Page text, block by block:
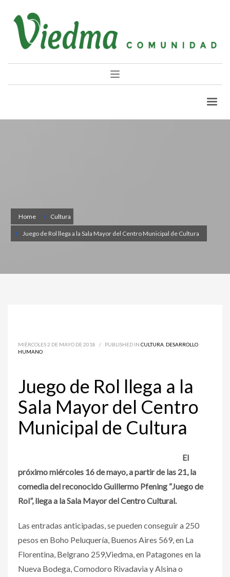
Home Cultura
Juego de Rol llega a la Sala Mayor del Centro Municipal de Cultura
MIÉRCOLES 2 DE MAYO DE 2018 / PUBLISHED IN CULTURA DESARROLLO
HUMANO
Juego de Rol llega a la
Sala Mayor del Centro
Municipal de Cultura
El
próximo miércoles 16 de mayo, a partir de las 21, la
comedia del reconocido Guillermo Pfening “Juego de
Rol”, llega a la Sala Mayor del Centro Cultural.
Las entradas anticipadas, se pueden conseguir a 250
pesos en Boho Peluquería, Buenos Aires 569, en La
Florentina, Belgrano 259,Viedma, en Patagones en la
Nueva Bodega, Comodoro Rivadavia y Alsina o